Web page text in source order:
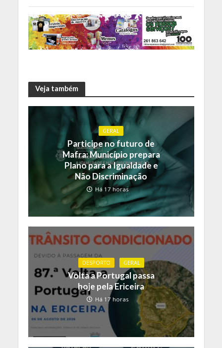
Veja também
GERAL
Participe no futuro de
Mafra: Município prepara
Plano para a Igualdade e
Não Discriminação
Há 17 horas
DESPORTO GERAL
Volta a Portugal passa
hoje pela Ericeira
Há 17 horas